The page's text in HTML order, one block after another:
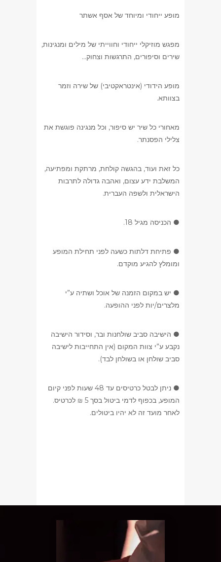
מופע ייחודי ומיוחד של אסף אשתר
מפגש מוזיקלי ייחודי וחווייתי של מילים ומנגינות,
שירים וסיפורים, התרגשות וצחוק…
מופע הידודי (אינטראקטיבי) של שירה וזמר
בצוותא.
מאחורי כל שיר יש סיפור, וכל מנגינה פוגשת את
צלילי הפסנתר.
כל זאת ועוד, בהגשה קולחת, מרתקת ומפתיעה,
המשלבת ידע עצום, ואהבה גדולה לתרבות
הישראלית ולשפה העברית.
● הכניסה מגיל 18.
● פתיחת דלתות כשעה לפני תחילת המופע
ומומלץ להגיע מוקדם.
● יש במקום הזמנה של אוכל ושתיה ע”י
מלצרים/יות לפני ההופעה.
● הישיבה סביב שולחנות ובר, וסידור הישיבה
נקבע ע”י צוות המקום (אין התחייבות לישיבה
סביב שולחן או בשולחן לבד).
● ניתן לבטל כרטיסים עד 48 שעות לפני קיום
המופע, בכפוף לדמי ביטול בסך 5 ₪ לכרטיס.
לאחר מועד זה לא יהיו ביטולים.